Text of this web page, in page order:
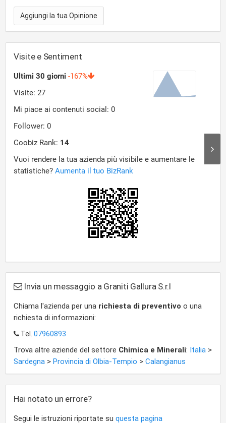
Aggiungi la tua Opinione
Visite e Sentiment
Invia un messaggio a Graniti Gallura S.r.l
Chiama l'azienda per una richiesta di preventivo o una
richiesta di informazioni:
Tel. 07960893
Trova altre aziende del settore Chimica e Minerali: Italia >
Sardegna > Provincia di Olbia-Tempio > Calangianus
Hai notato un errore?
Segui le istruzioni riportate su questa pagina